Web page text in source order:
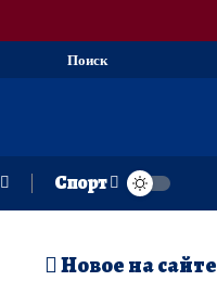
Поиск
Спорт
Новое на сайте